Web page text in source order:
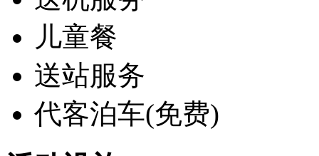
儿童餐
送站服务
代客泊车(免费)